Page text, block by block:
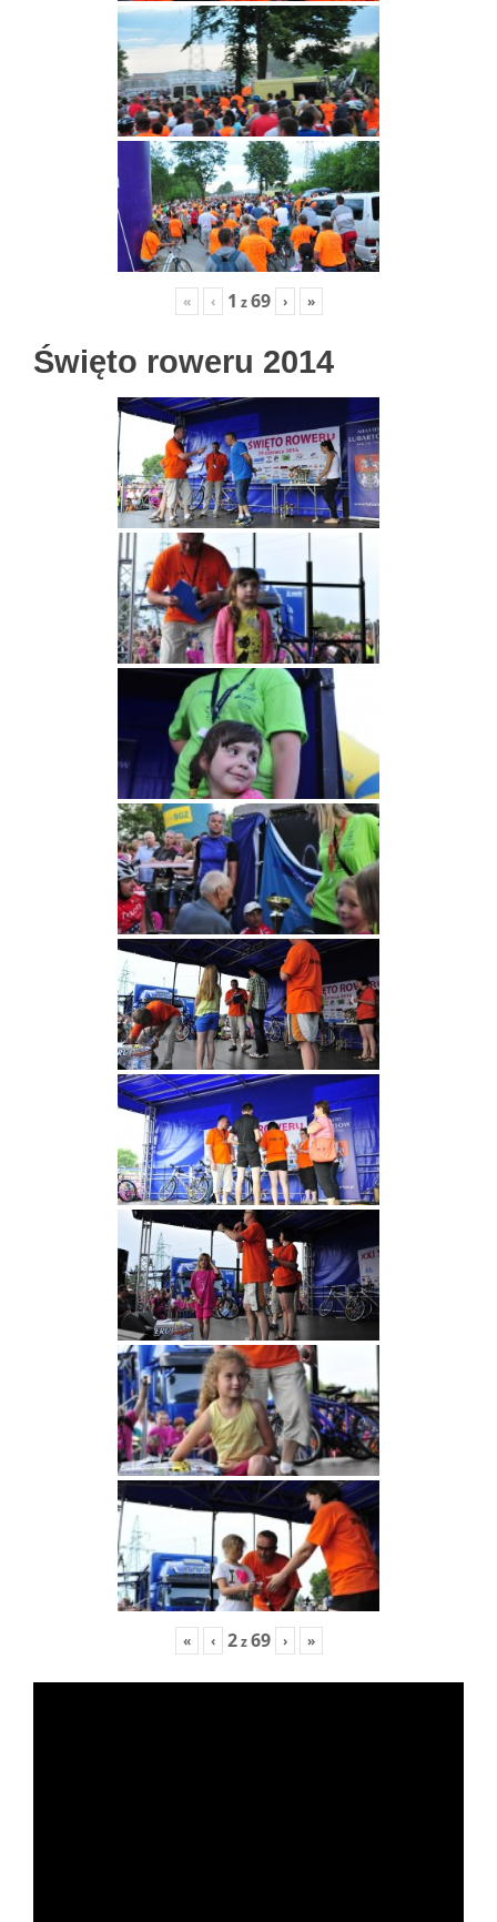
« ‹ 1 z69 › »
Święto roweru 2014
« ‹ 2z69 › »